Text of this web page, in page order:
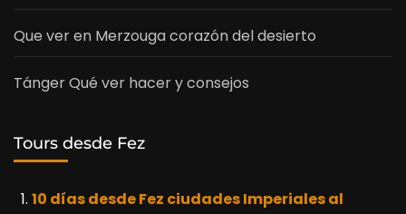
Que ver en Merzouga corazón del desierto
Tánger Qué ver hacer y consejos
Tours desde Fez
10 días desde Fez ciudades Imperiales al